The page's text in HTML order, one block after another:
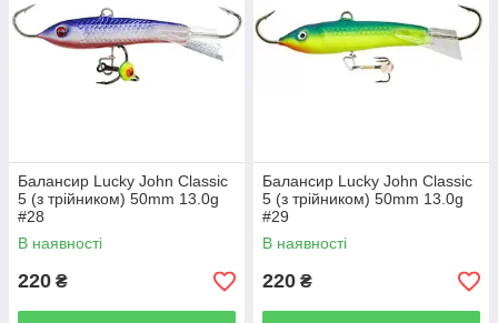
Балансир Lucky John Classic
5 (з трійником) 50mm 13.0g
#28
В наявності
220 ₴
Балансир Lucky John Classic
5 (з трійником) 50mm 13.0g
#29
В наявності
220 ₴